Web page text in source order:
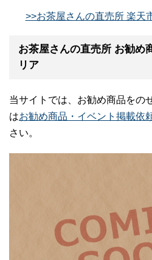
>>お茶屋さんの直売所 楽天
お茶屋さんの直売所 お勧め
リア
当サイトでは、お勧め商品をの
はお勧め商品・イベント掲載依
さい。